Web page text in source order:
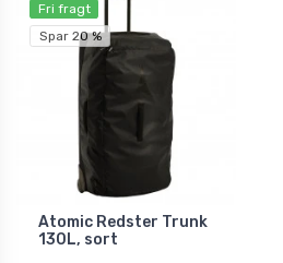
Fri fragt
Spar 20 %
Atomic Redster Trunk
130L, sort